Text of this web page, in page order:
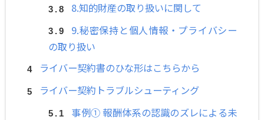
8.知的財産の取り扱いに関して
9.秘密保持と個人情報・プライバシー
の取り扱い
ライバー契約書のひな形はこちらから
ライバー契約トラブルシューティング
事例① 報酬体系の認識のズレによる未